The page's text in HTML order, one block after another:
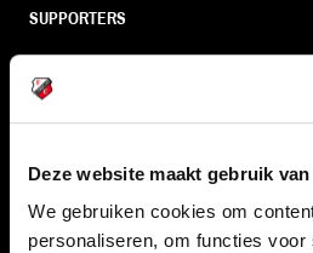
Deze website maakt gebruik
We gebruiken cookies om
personaliseren, om functies voor
SUPPORTERS
Informatie
VEELGESTELDE VRAGEN
CONTACT